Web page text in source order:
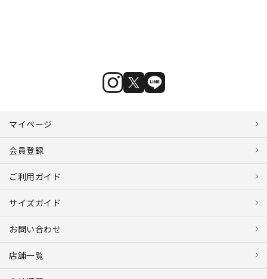
マイページ
会員登録
ご利用ガイド
サイズガイド
お問い合わせ
店舗一覧